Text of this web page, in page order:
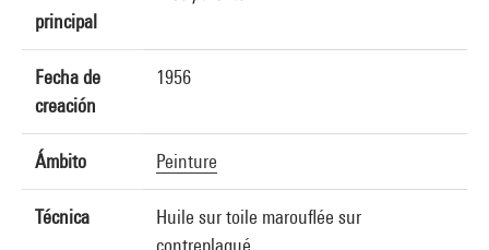
principal
Fecha de
creación
1956
Ámbito Peinture
Técnica
Huile sur toile marouflée sur
contreplaqué